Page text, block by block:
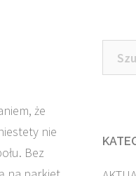
że
nie
Bez